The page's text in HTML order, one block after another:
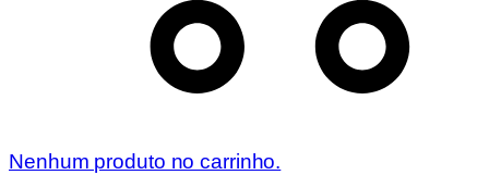
Nenhum produto no carrinho.